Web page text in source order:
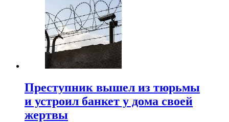
Преступник вышел из тюрьмы
и устроил банкет у дома своей
жертвы